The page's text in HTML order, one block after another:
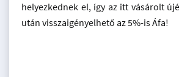
helyezkednek el, így az itt vásárolt
után visszaigényelhető az 5%-is Áfa!